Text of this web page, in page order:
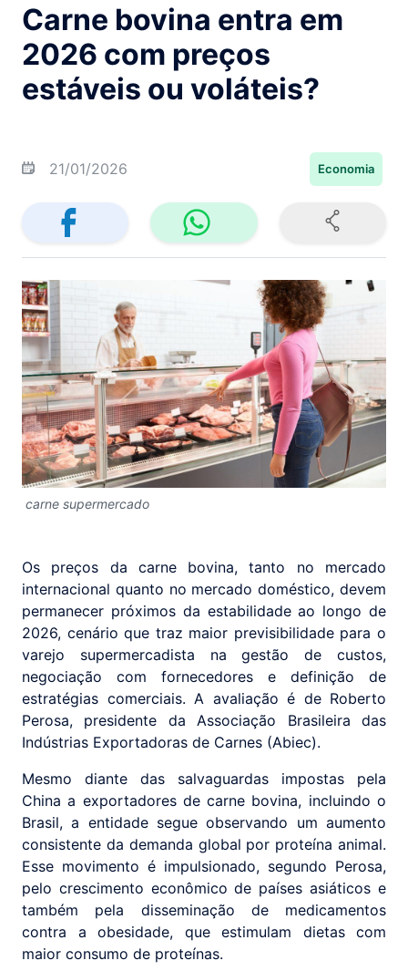
Carne bovina entra em
2026 com preços
estáveis ou voláteis?
21/01/2026 Economia
carne supermercado
Os preços da carne bovina, tanto no mercado
internacional quanto no mercado doméstico, devem
permanecer próximos da estabilidade ao longo de
2026, cenário que traz maior previsibilidade para o
varejo supermercadista na gestão de custos,
negociação com fornecedores e definição de
estratégias comerciais. A avaliação é de Roberto
Perosa, presidente da Associação Brasileira das
Indústrias Exportadoras de Carnes (Abiec).
Mesmo diante das salvaguardas impostas pela
China a exportadores de carne bovina, incluindo o
Brasil, a entidade segue observando um aumento
consistente da demanda global por proteína animal.
Esse movimento é impulsionado, segundo Perosa,
pelo crescimento econômico de países asiáticos e
também pela disseminação de medicamentos
contra a obesidade, que estimulam dietas com
maior consumo de proteínas.